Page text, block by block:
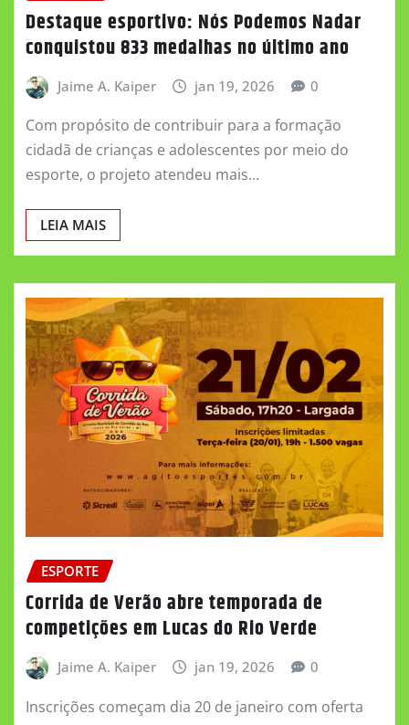
Destaque esportivo: Nós Podemos Nadar
conquistou 833 medalhas no último ano
Jaime A. Kaiper jan 19, 2026 0
Com propósito de contribuir para a formação
cidadã de crianças e adolescentes por meio do
esporte, o projeto atendeu mais…
LEIA MAIS
ESPORTE
Corrida de Verão abre temporada de
competições em Lucas do Rio Verde
Jaime A. Kaiper jan 19, 2026 0
Inscrições começam dia 20 de janeiro com oferta